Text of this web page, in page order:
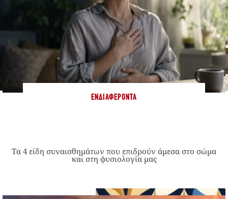
ΕΝΔΙΑΦΈΡΟΝΤΑ
Τα 4 είδη συναισθημάτων που επιδρούν άμεσα στο σώμα
και στη φυσιολογία μας